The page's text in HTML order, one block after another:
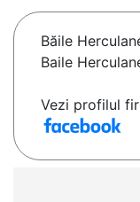
Băile
Baile
Vezi profilul